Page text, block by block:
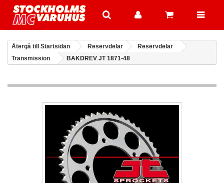
Återgå till Startsidan Reservdelar
Reservdelar
Transmission
BAKDREV JT 1871-48